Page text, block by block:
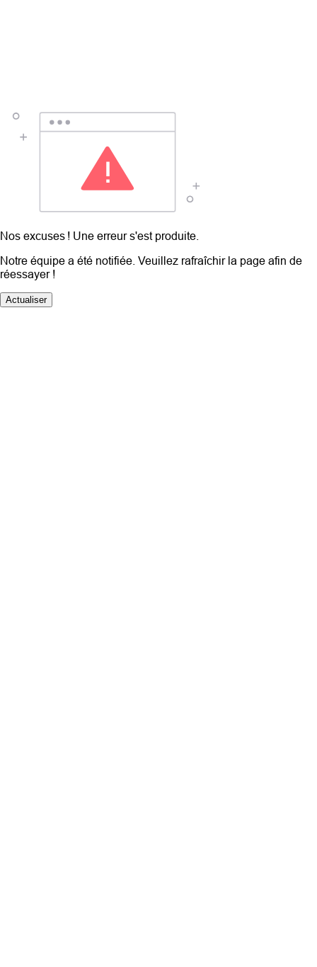
Nos excuses ! Une erreur s'est produite.
Notre équipe a été notifiée. Veuillez rafraîchir la page afin de
réessayer !
Actualiser